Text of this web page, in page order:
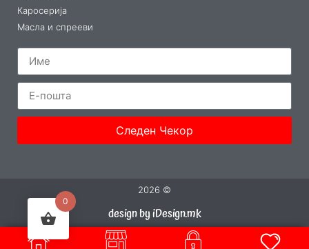
Каросерија
Масла и спрееви
Следен Чекор
2026 ©
design by iDesign.mk
0